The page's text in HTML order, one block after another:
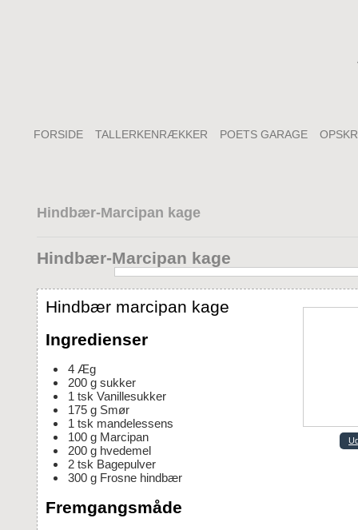
FORSIDE TALLERKENRÆKKER POETS GARAGE
Hindbær-Marcipan kage
Hindbær-Marcipan kage
Hindbær marcipan kage
Ingredienser
4 Æg
200 g sukker
1 tsk Vanillesukker
175 g Smør
1 tsk mandelessens
100 g Marcipan
200 g hvedemel
2 tsk Bagepulver
300 g Frosne hindbær
Fremgangsmåde